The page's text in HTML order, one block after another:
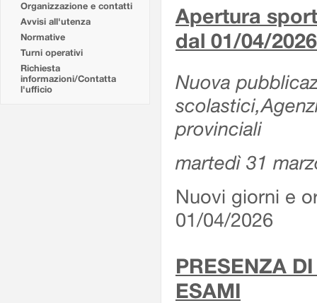
Organizzazione e contatti
Avvisi all'utenza
Normative
Turni operativi
Richiesta
informazioni/Contatta
l'ufficio
Apertura
dal 01/04/2026
Nuova
provinciali
martedì 31
Nuovi giorni e
01/04/2026
PRESENZA
ESAMI